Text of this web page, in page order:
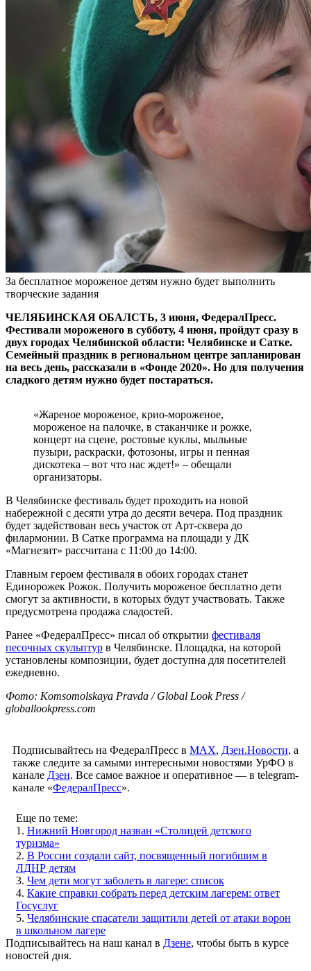
За бесплатное мороженое детям нужно будет выполнить
творческие задания
ЧЕЛЯБИНСКАЯ ОБАЛСТЬ, 3 июня, ФедералПресс.
Фестивали мороженого в субботу, 4 июня, пройдут сразу в
двух городах Челябинской области: Челябинске и Сатке.
Семейный праздник в региональном центре запланирован
на весь день, рассказали в «Фонде 2020». Но для получения
сладкого детям нужно будет постараться.
«Жареное мороженое, крио-мороженое,
мороженое на палочке, в стаканчике и рожке,
концерт на сцене, ростовые куклы, мыльные
пузыри, раскраски, фотозоны, игры и пенная
дискотека – вот что нас ждет!» – обещали
организаторы.
В Челябинске фестиваль будет проходить на новой
набережной с десяти утра до десяти вечера. Под праздник
будет задействован весь участок от Арт-сквера до
филармонии. В Сатке программа на площади у ДК
«Магнезит» рассчитана с 11:00 до 14:00.
Главным героем фестиваля в обоих городах станет
Единорожек Рожок. Получить мороженое бесплатно дети
смогут за активности, в которых будут участвовать. Также
предусмотрена продажа сладостей.
Ранее «ФедералПресс» писал об открытии фестиваля
песочных скульптур в Челябинске. Площадка, на которой
установлены композиции, будет доступна для посетителей
ежедневно.
Фото: Komsomolskaya Pravda / Global Look Press /
globallookpress.com
Подписывайтесь на ФедералПресс в МАХ, Дзен.Новости, а
также следите за самыми интересными новостями УрФО в
канале Дзен. Все самое важное и оперативное — в telegram-
канале «ФедералПресс».
Еще по теме:
1. Нижний Новгород назван «Столицей детского
туризма»
2. В России создали сайт, посвященный погибшим в
ЛДНР детям
3. Чем дети могут заболеть в лагере: список
4. Какие справки собрать перед детским лагерем: ответ
Госуслуг
5. Челябинские спасатели защитили детей от атаки ворон
в школьном лагере
Подписывайтесь на наш канал в Дзене, чтобы быть в курсе
новостей дня.